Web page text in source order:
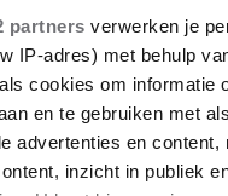
partners verwerken je
IP-adres) met behulp
cookies om informatie
en te gebruiken met
advertenties en content,
inzicht in publiek